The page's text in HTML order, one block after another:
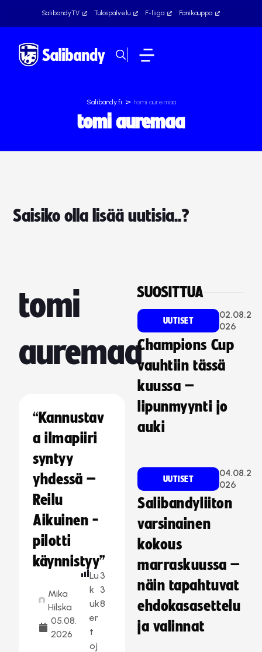
SalibandyTV Tulospalvelu F-liiga Fanikauppa
Salibandy.fi > tomi auremaa
tomi auremaa
Saisiko olla lisää uutisia..?
tomi
auremaa
“Kannustav
a ilmapiiri
syntyy
yhdessä –
Reilu
Aikuinen -
pilotti
käynnistyy”
Mika
Hilska
05.08.
2026
Lu
k
uk
er
t
oj
3
3
8
SUOSITTUA
UUTISET
02.08.2
026
Champions Cup
vauhtiin tässä
kuussa –
lipunmyynti jo
auki
UUTISET
04.08.2
026
Salibandyliiton
varsinainen
kokous
marraskuussa –
näin tapahtuvat
ehdokasasettelu
ja valinnat